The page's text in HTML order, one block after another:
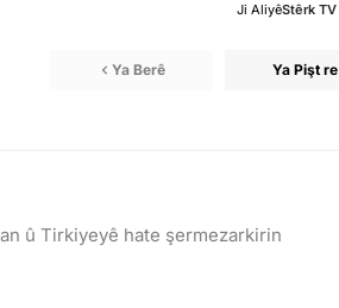
Ji AliyêStêrk TV
Ya Berê Ya Pişt re
û Tirkiyeyê hate şermezarkirin